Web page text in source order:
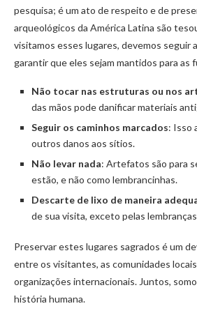
pesquisa; é um ato de respeito e de
arqueológicos da América Latina são
visitamos esses lugares, devemos seguir
garantir que eles sejam mantidos para as
Não tocar nas estruturas ou nos
das mãos pode danificar materiais
Seguir os caminhos marcados: Isso
outros danos aos sítios.
Não levar nada: Artefatos são para
estão, e não como lembrancinhas.
Descarte de lixo de maneira
de sua visita, exceto pelas
Preservar estes lugares sagrados é um
entre os visitantes, as comunidades
organizações internacionais. Juntos,
história humana.